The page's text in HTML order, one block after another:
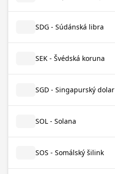
SDG - Súdánská libra
SEK - Švédská koruna
SGD - Singapurský dolar
SOL - Solana
SOS - Somálský šilink